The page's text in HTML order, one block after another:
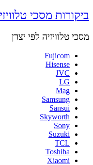
ביקורות מסכי
מסכי טלוויזיה לפי יצרן
Fujicom
Hisense
JVC
LG
Mag
Samsung
Sansui
Skyworth
Sony
Suzuki
TCL
Toshiba
Xiaomi